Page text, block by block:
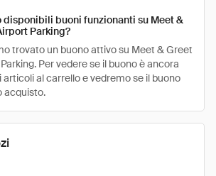
disponibili buoni funzionanti su Meet &
Parking?
trovato un buono attivo su Meet & Greet
Per vedere se il buono è ancora
articoli al carrello e vedremo se il buono
acquisto.